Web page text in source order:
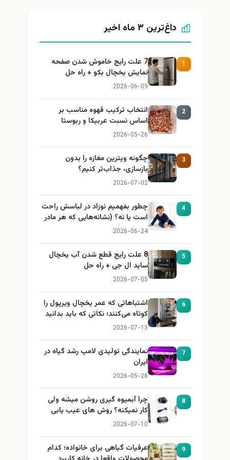
داغ‌ترین ۳ ماه اخیر
1
7 علت رایج خاموش شدن صفحه
نمایش یخچال بکو + راه حل
2026-06-09
2
انتخاب ترکیب قهوه مناسب بر
اساس نسبت عربیکا و ربوستا
2026-05-26
3
چگونه ویترین مغازه را بدون
بازسازی، جذاب‌تر کنیم؟
2026-07-02
4
چطور بفهمیم نوزاد در لباسش راحت
است یا نه؟ (نشانه‌هایی که هر مادر
باید بداند)
2026-06-24
5
8 علت رایج قطع شدن آب یخچال
ساید ال جی + راه حل
2026-07-05
6
اشتباهاتی که عمر یخچال ویرپول را
کوتاه می‌کنند؛ نکاتی که باید بدانید
2026-07-13
7
نمایندگی تولیدی لامپ رشد گیاه در
ایران
2026-05-26
8
چرا آبمیوه گیری روشن میشه ولی
کار نمیکنه؟ روش های عیب یابی
2026-07-10
9
عرقیات گیاهی برای خانواده؛ کدام